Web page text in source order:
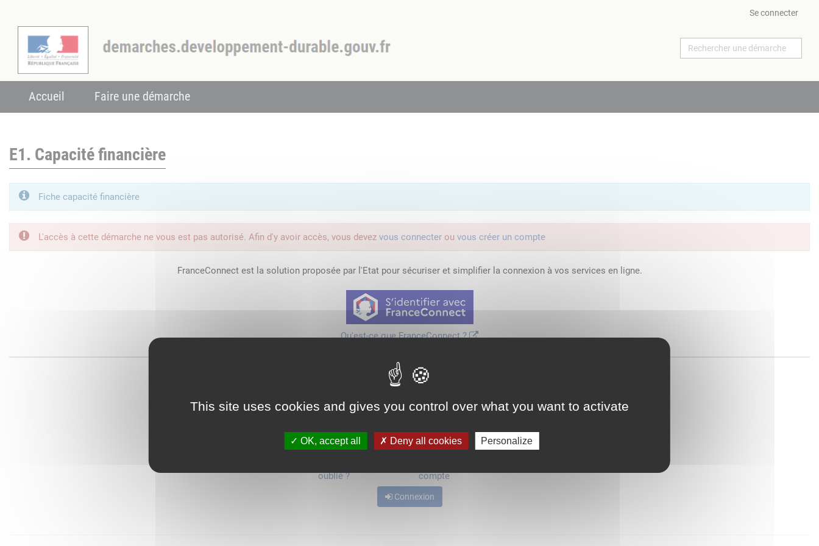
This site uses cookies and gives you control over what you want to activate
OK, accept all Deny all cookies Personalize
Se connecter
Accueil Faire une démarche
E1. Capacité financière
Fiche capacité financière
L'accès à cette démarche ne vous est pas autorisé. Afin d'y avoir accès, vous devez vous connecter ou vous créer un compte
FranceConnect est la solution proposée par l'Etat pour sécuriser et simplifier la connexion à vos services en ligne.
Qu'est-ce que FranceConnect ?
oublié ?
compte
Connexion